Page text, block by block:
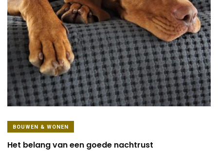
BOUWEN & WONEN
Het belang van een goede nachtrust